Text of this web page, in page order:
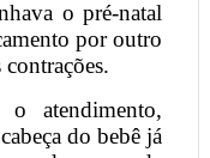
o pré-natal
por outro
atendimento,
do bebê já